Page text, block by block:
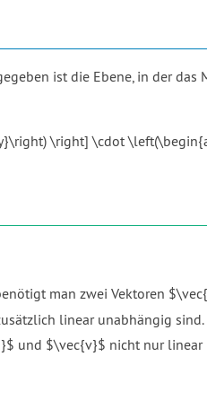
ist die Ebene, in der
\right] \cdot
man zwei Vektoren
linear unabhängig
und $\vec{v}$ nicht nur